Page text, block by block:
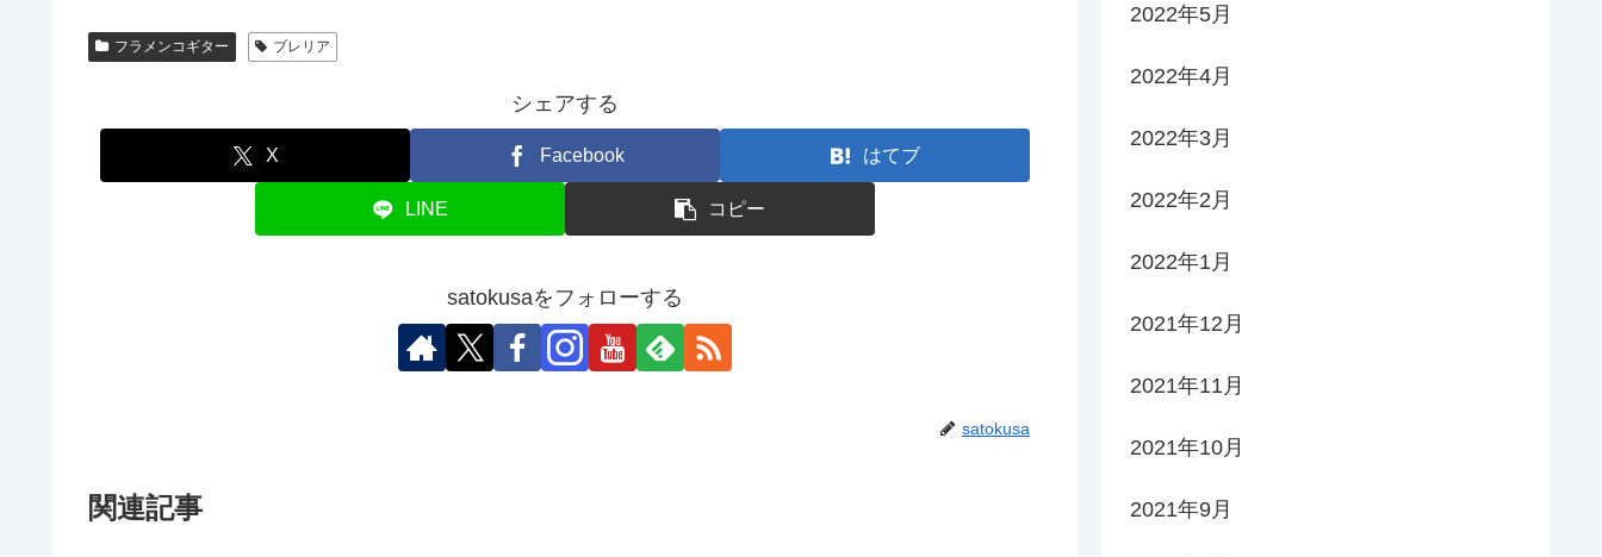
フラメンコギター ブレリア
シェアする
X Facebook はてブ
LINE コピー
satokusaをフォローする
satokusa
関連記事
2022年5月
2022年4月
2022年3月
2022年2月
2022年1月
2021年12月
2021年11月
2021年10月
2021年9月